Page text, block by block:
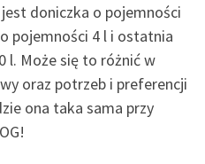
doniczka o pojemności
pojemności 4 l i ostatnia
l. Może się to różnić w
oraz potrzeb i preferencji
ona taka sama przy